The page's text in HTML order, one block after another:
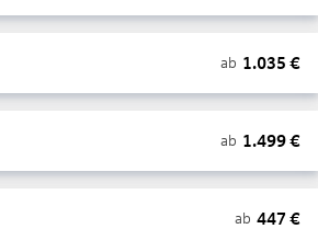
ab 1.035 €
ab 1.499€
ab 447 €